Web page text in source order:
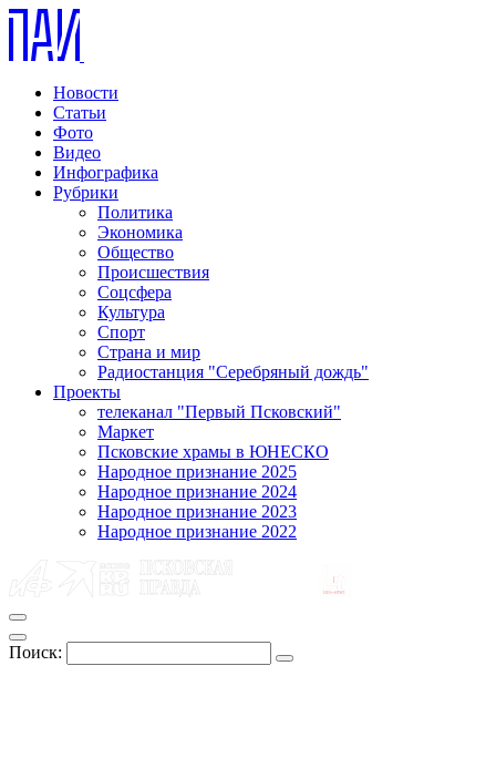
Новости
Статьи
Фото
Видео
Инфографика
Рубрики
Политика
Экономика
Общество
Происшествия
Соцсфера
Культура
Спорт
Страна и мир
Радиостанция "Серебряный дождь"
Проекты
телеканал "Первый Псковский"
Маркет
Псковские храмы в ЮНЕСКО
Народное признание 2025
Народное признание 2024
Народное признание 2023
Народное признание 2022
Поиск: